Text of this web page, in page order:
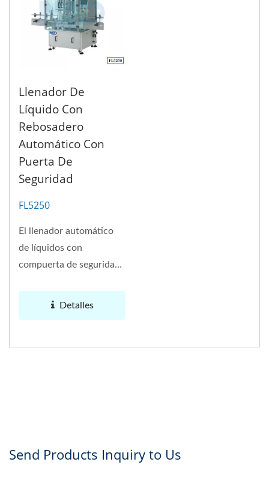
Llenador De
Líquido Con
Rebosadero
Automático Con
Puerta De
Seguridad
FL5250
El llenador automático
de líquidos con
compuerta de seguridad
Detalles